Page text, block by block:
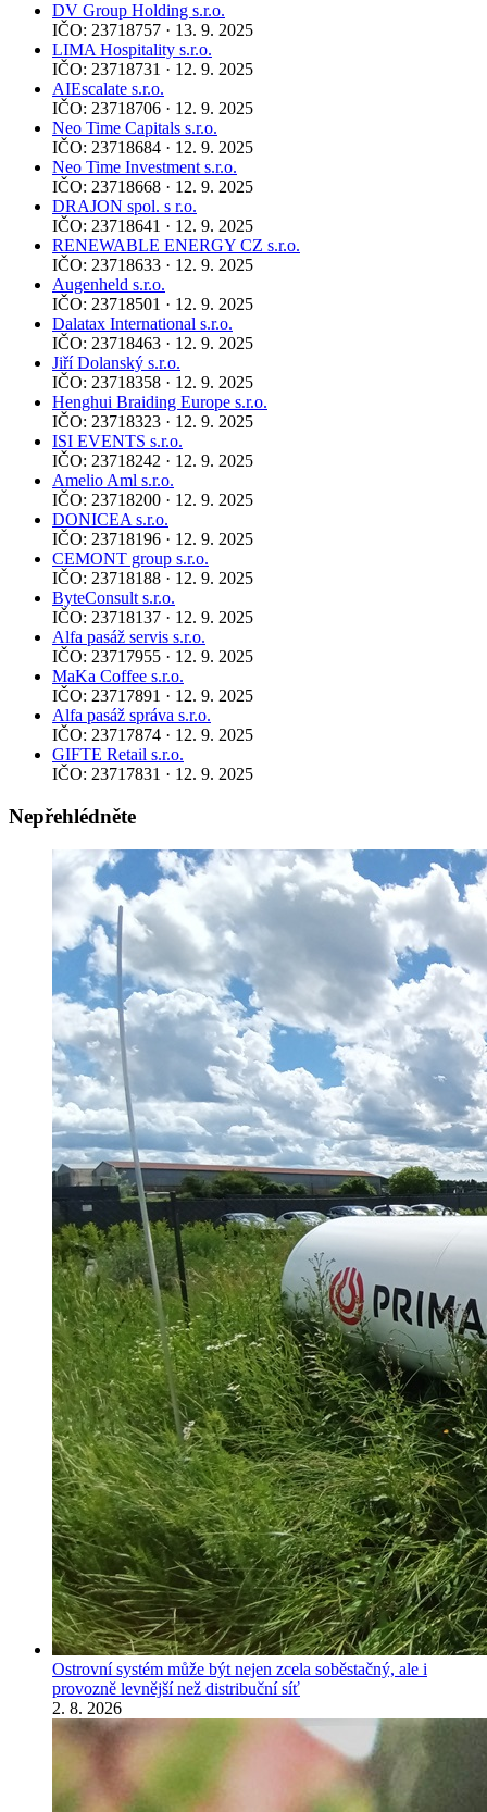
DV Group Holding s.r.o.
IČO: 23718757 · 13. 9. 2025
LIMA Hospitality s.r.o.
IČO: 23718731 · 12. 9. 2025
AIEscalate s.r.o.
IČO: 23718706 · 12. 9. 2025
Neo Time Capitals s.r.o.
IČO: 23718684 · 12. 9. 2025
Neo Time Investment s.r.o.
IČO: 23718668 · 12. 9. 2025
DRAJON spol. s r.o.
IČO: 23718641 · 12. 9. 2025
RENEWABLE ENERGY CZ s.r.o.
IČO: 23718633 · 12. 9. 2025
Augenheld s.r.o.
IČO: 23718501 · 12. 9. 2025
Dalatax International s.r.o.
IČO: 23718463 · 12. 9. 2025
Jiří Dolanský s.r.o.
IČO: 23718358 · 12. 9. 2025
Henghui Braiding Europe s.r.o.
IČO: 23718323 · 12. 9. 2025
ISI EVENTS s.r.o.
IČO: 23718242 · 12. 9. 2025
Amelio Aml s.r.o.
IČO: 23718200 · 12. 9. 2025
DONICEA s.r.o.
IČO: 23718196 · 12. 9. 2025
CEMONT group s.r.o.
IČO: 23718188 · 12. 9. 2025
ByteConsult s.r.o.
IČO: 23718137 · 12. 9. 2025
Alfa pasáž servis s.r.o.
IČO: 23717955 · 12. 9. 2025
MaKa Coffee s.r.o.
IČO: 23717891 · 12. 9. 2025
Alfa pasáž správa s.r.o.
IČO: 23717874 · 12. 9. 2025
GIFTE Retail s.r.o.
IČO: 23717831 · 12. 9. 2025
Nepřehlédněte
Ostrovní systém může být nejen zcela soběstačný, ale i
provozně levnější než distribuční síť
2. 8. 2026